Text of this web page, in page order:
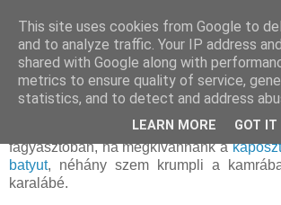
kedd, március 14, 2017
Káposztás gombóc karalábé
Nem volt sok alapanyagom, egy kis
fagyasztóban, ha megkívánnánk a
batyut, néhány szem krumpli a
karalábé.
This site uses cookies from Google to
and to analyze traffic. Your IP address
shared with Google along with
metrics to ensure quality of service,
statistics, and to detect and address
LEARN MORE GOT IT